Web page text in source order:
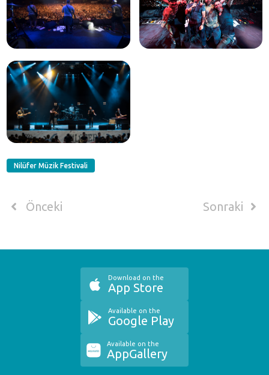
Nilüfer Müzik Festivali
Önceki Sonraki
Download on the
App Store
Available on the
Google Play
Available on the
AppGallery